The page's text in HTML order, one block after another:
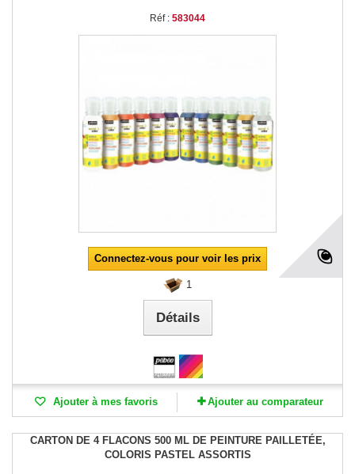
Réf : 583044
Connectez-vous pour voir les prix
1
Détails
Ajouter à mes favoris Ajouter au comparateur
CARTON DE 4 FLACONS 500 ML DE PEINTURE PAILLETÉE,
COLORIS PASTEL ASSORTIS